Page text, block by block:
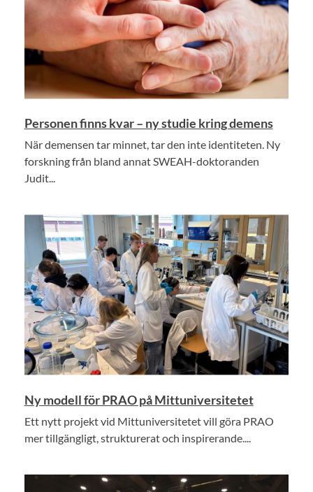
Personen finns kvar – ny studie kring demens
När demensen tar minnet, tar den inte identiteten. Ny
forskning från bland annat SWEAH-doktoranden
Judit...
Ny modell för PRAO på Mittuniversitetet
Ett nytt projekt vid Mittuniversitetet vill göra PRAO
mer tillgängligt, strukturerat och inspirerande....